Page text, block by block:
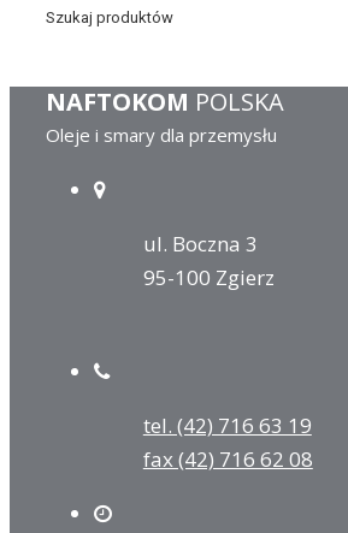
Szukaj produktów
NAFTOKOM POLSKA
Oleje i smary dla przemysłu
ul. Boczna 3
95-100 Zgierz
tel. (42) 716 63 19
fax (42) 716 62 08